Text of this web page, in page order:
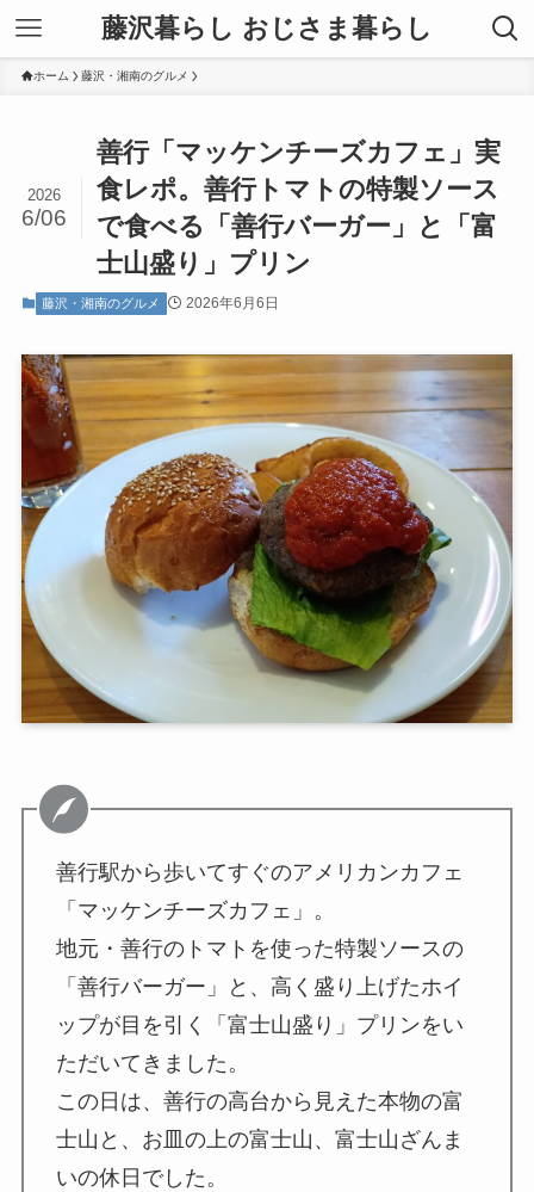
藤沢暮らし おじさま暮らし
ホーム 藤沢・湘南のグルメ
善行「マッケンチーズカフェ」実
食レポ。善行トマトの特製ソース
で食べる「善行バーガー」と「富
士山盛り」プリン
2026
6/06
藤沢・湘南のグルメ 2026年6月6日
善行駅から歩いてすぐのアメリカンカフェ
「マッケンチーズカフェ」。
地元・善行のトマトを使った特製ソースの
「善行バーガー」と、高く盛り上げたホイ
ップが目を引く「富士山盛り」プリンをい
ただいてきました。
この日は、善行の高台から見えた本物の富
士山と、お皿の上の富士山、富士山ざんま
いの休日でした。